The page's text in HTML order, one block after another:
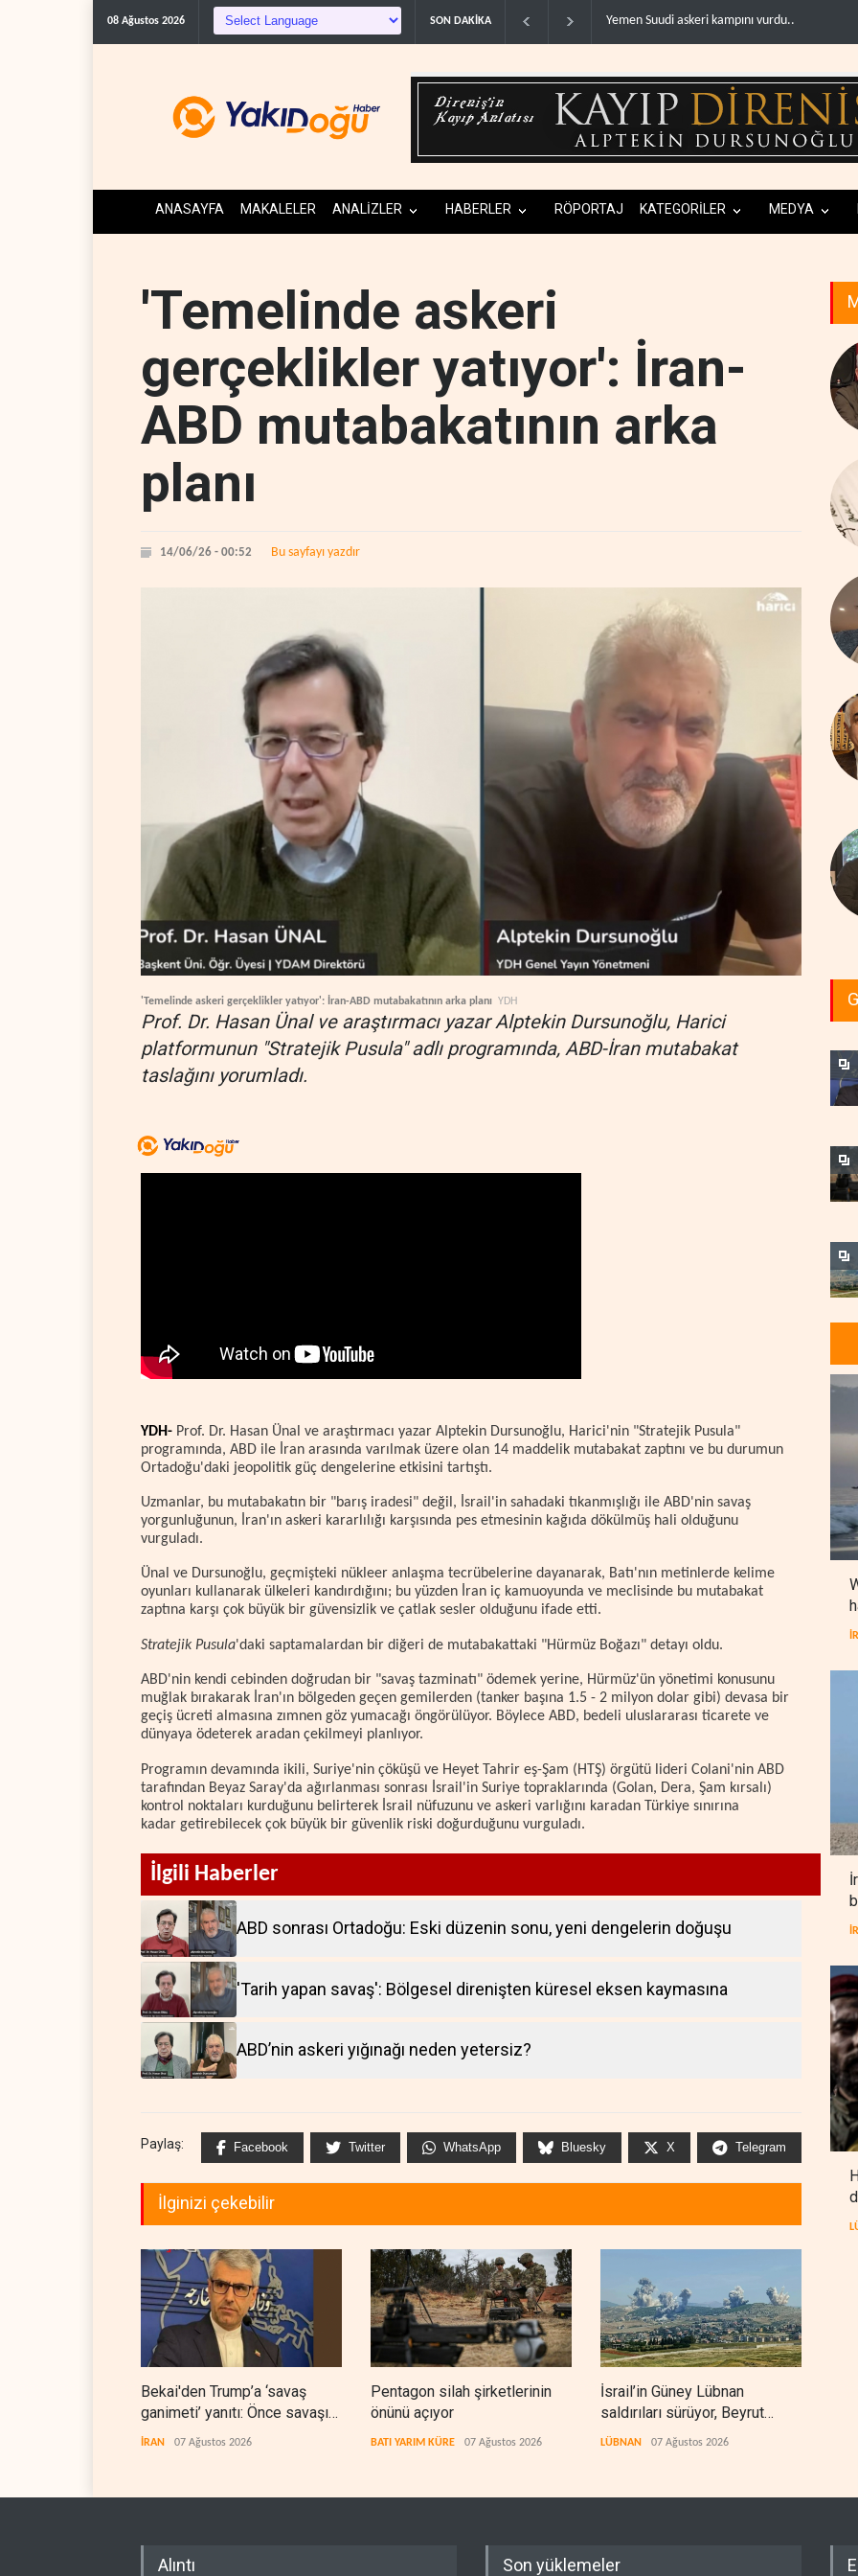
08 Ağustos 2026 SON DAKİKA Yemen Suudi askeri kampını vurdu.. WSJ:
ANASAYFA MAKALELER ANALİZLER HABERLER RÖPORTAJ KATEGORİLER MEDYA
'Temelinde askeri
gerçeklikler yatıyor': İran-
ABD mutabakatının arka
planı
14/06/26 - 00:52 Bu sayfayı yazdır
'Temelinde askeri gerçeklikler yatıyor': İran-ABD mutabakatının arka planı YDH
Prof. Dr. Hasan Ünal ve araştırmacı yazar Alptekin Dursunoğlu, Harici
platformunun "Stratejik Pusula" adlı programında, ABD-İran mutabakat
taslağını yorumladı.
YDH- Prof. Dr. Hasan Ünal ve araştırmacı yazar Alptekin Dursunoğlu, Harici'nin "Stratejik Pusula"
programında, ABD ile İran arasında varılmak üzere olan 14 maddelik mutabakat zaptını ve bu durumun
Ortadoğu'daki jeopolitik güç dengelerine etkisini tartıştı.
Uzmanlar, bu mutabakatın bir "barış iradesi" değil, İsrail'in sahadaki tıkanmışlığı ile ABD'nin savaş
yorgunluğunun, İran'ın askeri kararlılığı karşısında pes etmesinin kağıda dökülmüş hali olduğunu
vurguladı.
Ünal ve Dursunoğlu, geçmişteki nükleer anlaşma tecrübelerine dayanarak, Batı'nın metinlerde kelime
oyunları kullanarak ülkeleri kandırdığını; bu yüzden İran iç kamuoyunda ve meclisinde bu mutabakat
zaptına karşı çok büyük bir güvensizlik ve çatlak sesler olduğunu ifade etti.
Stratejik Pusula'daki saptamalardan bir diğeri de mutabakattaki "Hürmüz Boğazı" detayı oldu.
ABD'nin kendi cebinden doğrudan bir "savaş tazminatı" ödemek yerine, Hürmüz'ün yönetimi konusunu
muğlak bırakarak İran'ın bölgeden geçen gemilerden (tanker başına 1.5 - 2 milyon dolar gibi) devasa bir
geçiş ücreti almasına zımnen göz yumacağı öngörülüyor. Böylece ABD, bedeli uluslararası ticarete ve
dünyaya ödeterek aradan çekilmeyi planlıyor.
Programın devamında ikili, Suriye'nin çöküşü ve Heyet Tahrir eş-Şam (HTŞ) örgütü lideri Colani'nin ABD
tarafından Beyaz Saray'da ağırlanması sonrası İsrail'in Suriye topraklarında (Golan, Dera, Şam kırsalı)
kontrol noktaları kurduğunu belirterek İsrail nüfuzunu ve askeri varlığını karadan Türkiye sınırına
kadar getirebilecek çok büyük bir güvenlik riski doğurduğunu vurguladı.
İlgili Haberler
ABD sonrası Ortadoğu: Eski düzenin sonu, yeni dengelerin doğuşu
'Tarih yapan savaş': Bölgesel direnişten küresel eksen kaymasına
ABD’nin askeri yığınağı neden yetersiz?
Paylaş: Facebook Twitter WhatsApp Bluesky X Telegram
İlginizi çekebilir
Bekai'den Trump’a ‘savaş
ganimeti’ yanıtı: Önce savaşı
kazan
İRAN 07 Ağustos 2026
Pentagon silah şirketlerinin
önünü açıyor
BATI YARIM KÜRE 07 Ağustos 2026
İsrail’in Güney Lübnan
saldırıları sürüyor, Beyrut
suskun
LÜBNAN 07 Ağustos 2026
Alıntı Son yüklemeler